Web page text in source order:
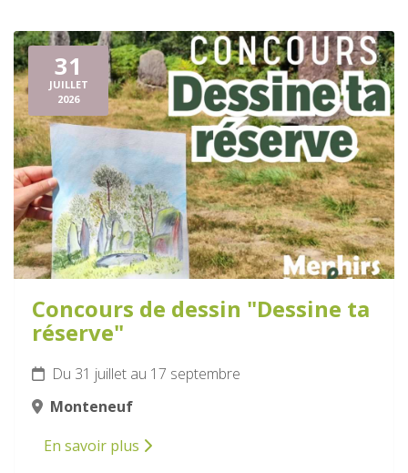
31
JUILLET
2026
Concours de dessin "Dessine ta
réserve"
Du 31 juillet au 17 septembre
Monteneuf
En savoir plus